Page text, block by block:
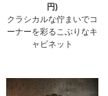
円)
クラシカルな佇まいでコ
ーナーを彩るこぶりなキ
ャビネット